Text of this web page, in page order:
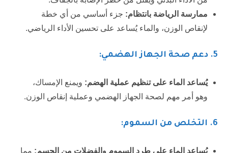
ممارسة الرياضة بانتظام: جزء أساسي من أي خطة
لإنقاص الوزن، والماء يُساعد على تحسين الأداء الرياضي.
5. دعم صحة الجهاز الهضمي:
يُساعد الماء على تنظيم عملية الهضم: ويمنع الإمساك،
وهو أمر مهم لصحة الجهاز الهضمي وعملية إنقاص الوزن.
6. التخلص من السموم:
يُساعد الماء على طرد السموم والفضلات من الجسم: مما